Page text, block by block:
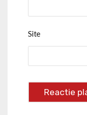
Site